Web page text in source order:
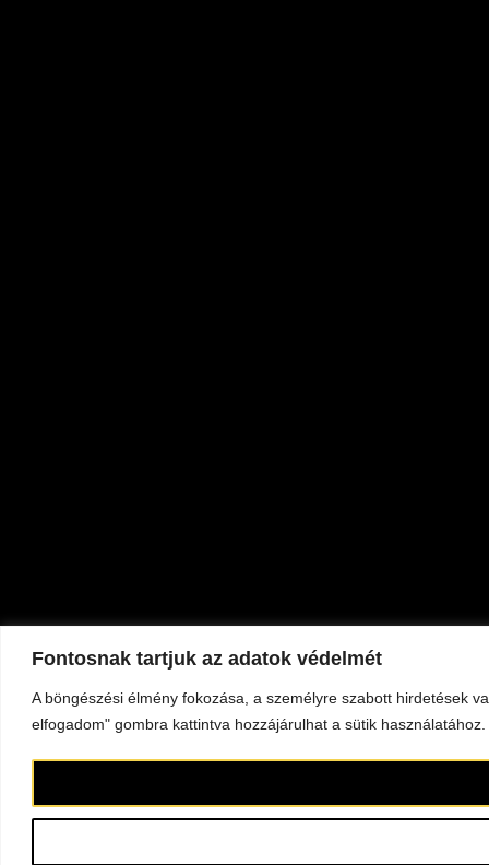
Fontosnak tartjuk az adatok védelmét
A böngészési élmény fokozása, a személyre szabott hirdetések
elfogadom" gombra kattintva hozzájárulhat a sütik használatához.